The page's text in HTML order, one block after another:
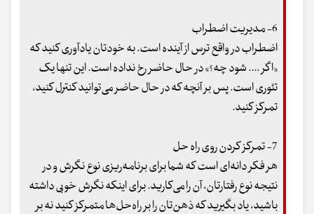
6- مدیریت اضطراب
اضطراب در واقع ترس از آینده است. به خودتان یادآوری کنید که
«اگر .... شود چه؟» در حال حاضر رخ نداده است. این تنها یک
تئوری است. پس بر آنچه که در حال حاضر می‌توانید کنترل کنید،
تمرکز کنید.
7- تمرکز کردن روی راه حل
هر فکر دانه‌ای است که شما برای برنامه‌ریزی نوع نگرش و در
نتیجه نوع رفتارتان، آن را می‌کارید. برای اینکه نگرش خوبی داشته
باشید، یاد بگیرید که ذهن‌تان را بر راه‌حل‌ها متمرکز کنید نه بر